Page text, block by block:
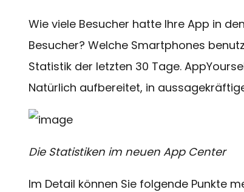
Wie viele Besucher hatte Ihre App in
Besucher? Welche Smartphones
Statistik der letzten 30 Tage.
Natürlich aufbereitet, in
Die Statistiken im neuen App Center
Im Detail können Sie folgende Punkte